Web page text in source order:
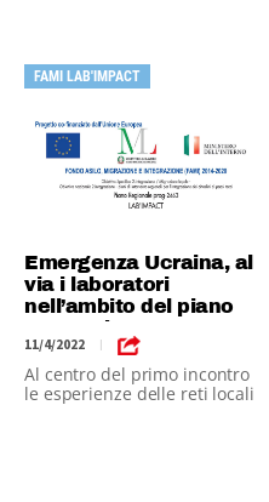
FAMI LAB'IMPACT
Emergenza Ucraina, al
via i laboratori
nell’ambito del piano
FAMI Lab’Impact
11/4/2022 |
Al centro del primo incontro
le esperienze delle reti locali